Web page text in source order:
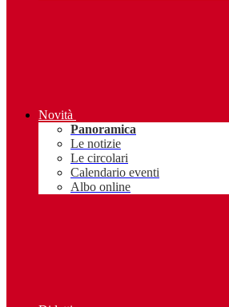
Novità
Panoramica
Le notizie
Le circolari
Calendario eventi
Albo online